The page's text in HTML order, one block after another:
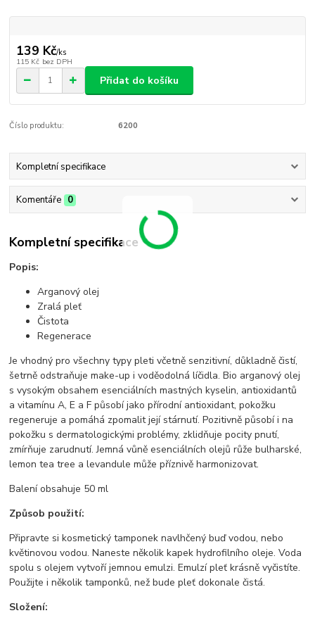
139 Kč/ks
115 Kč bez DPH
Přidat do košíku
Číslo produktu: 6200
Kompletní specifikace
Komentáře 0
Kompletní specifikace
Popis:
Arganový olej
Zralá pleť
Čistota
Regenerace
Je vhodný pro všechny typy pleti včetně senzitivní, důkladně čistí,
šetrně odstraňuje make-up i voděodolná líčidla. Bio arganový olej
s vysokým obsahem esenciálních mastných kyselin, antioxidantů
a vitamínu A, E a F působí jako přírodní antioxidant, pokožku
regeneruje a pomáhá zpomalit její stárnutí. Pozitivně působí i na
pokožku s dermatologickými problémy, zklidňuje pocity pnutí,
zmírňuje zarudnutí. Jemná vůně esenciálních olejů růže bulharské,
lemon tea tree a levandule může příznivě harmonizovat.
Balení obsahuje 50 ml
Způsob použití:
Připravte si kosmetický tamponek navlhčený buď vodou, nebo
květinovou vodou. Naneste několik kapek hydrofilního oleje. Voda
spolu s olejem vytvoří jemnou emulzi. Emulzí pleť krásně vyčistíte.
Použijte i několik tamponků, než bude pleť dokonale čistá.
Složení: